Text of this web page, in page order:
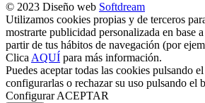
© 2023 Diseño web Softdream
Utilizamos cookies propias y de terceros
mostrarte publicidad personalizada en base
partir de tus hábitos de navegación (por
Clica AQUÍ para más información.
Puedes aceptar todas las cookies pulsando
configurarlas o rechazar su uso pulsando el
Configurar ACEPTAR